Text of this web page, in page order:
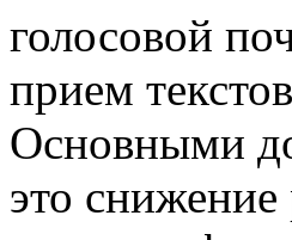
голосовой
прием
Основными
это снижение